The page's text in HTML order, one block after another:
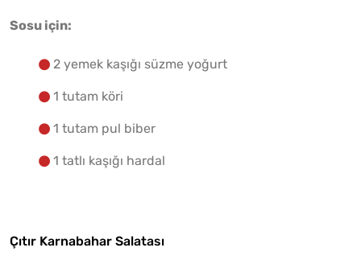
Sosu için:
2 yemek kaşığı süzme yoğurt
1 tutam köri
1 tutam pul biber
1 tatlı kaşığı hardal
Çıtır Karnabahar Salatası